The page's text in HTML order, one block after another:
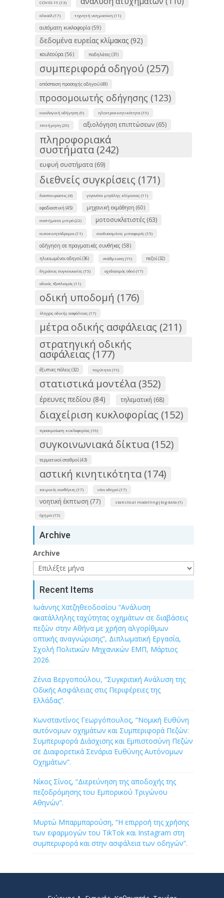
COVID-19 (13)
αλκοόλ (17) τεχνητή νοημοσύνη (11)
αυτόματη κυκλοφορία (59)
δεδομένα ευρείας κλίμακας (92)
κουλτούρα (56) ποδηλάτες (31)
συμπεριφορά οδηγού (257)
απόσπαση προσοχής οδηγού (49)
προσομοιωτής οδήγησης (123)
οικολογική οδήγηση (9) ηλεκτροκινητικότητα (19)
επιτήρηση (26) αξιολόγηση επιπτώσεων (65)
πληροφοριακά
συστήματα (242)
ευφυή συστήματα (69)
διεθνείς συγκρίσεις (171)
διασταυρώσεις (4) γεγονότα μεγάλης κλίμακας (11)
εφοδιαστική (45) μηχανική εκμάθηση (60)
συστήματα μετρό (22) μοτοσυκλετιστές (63)
αυτοκινητόδρομοι (11) συνδυασμένες μεταφορές (15)
οδήγηση σε πραγματικές συνθήκες (58)
ηλικιωμένοι οδηγοί (36) στάθμευση (19) πεζοί (32)
δημόσιες συγκοινωνίες (15) σχεδιασμός οδού (17)
οδικός εξοπλισμός (11)
οδική υποδομή (176)
έλεγχος οδικής ασφάλειας (17)
μέτρα οδικής ασφάλειας (211)
στρατηγική οδικής
ασφάλειας (177)
έξυπνες πόλεις (32) ταχύτητα (19)
στατιστικά μοντέλα (352)
έρευνες πεδίου (84) τηλεματική (68)
διαχείριση κυκλοφορίας (152)
προσομοίωση κυκλοφορίας (16)
συγκοινωνιακά δίκτυα (152)
τερματικοί σταθμοί (43)
αστική κινητικότητα (174)
καιρικές συνθήκες (17) νέοι οδηγοί (17)
νοητική έκπτωση (77) statistical modelling|big data (1)
όχημα (15)
Archive
Archive
Recent Items
Ιωάννης Χατζηθεοδοσίου “Ανάλυση
ακατάλληλης ταχύτητας οχημάτων σε διαβάσεις
πεζών στην Αθήνα με χρήση αλγορίθμων
οπτικής αναγνώρισης”, Διπλωματική Εργασία,
Σχολή Πολιτικών Μηχανικών ΕΜΠ, Μάρτιος
2026.
Ζένια Βεργοπούλου, “Συγκριτική Ανάλυση της
Οδικής Ασφάλειας στις Περιφέρειες της
Ελλάδας”.
Κωνσταντίνος Γεωργόπουλος, “Νομική Ευθύνη
αυτόνομων οχημάτων και Συμπεριφορά Πεζών:
Συμπεριφορά Διάσχισης και Εμπιστοσύνη Πεζών
σε Διαφορετικά Σενάρια Ευθύνης Αυτόνομων
Οχημάτων”.
Νίκος Σίνος, “Διερεύνηση της αποδοχής της
πεζοδρόμησης του Εμπορικού Τριγώνου
Αθηνών”.
Μυρτώ Μπαρμπαρούση, “Η επιρροή της χρήσης
των εφαρμογών του TikTok και Instagram στη
συμπεριφορά και στην ασφάλεια των οδηγών”.